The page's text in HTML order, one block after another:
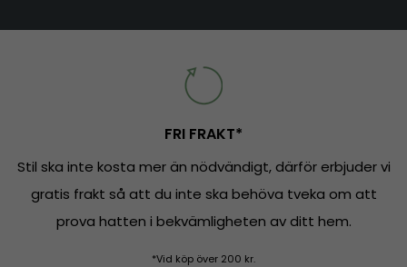
FRI FRAKT*
Stil ska inte kosta mer än nödvändigt, därför erbjuder vi
gratis frakt så att du inte ska behöva tveka om att
prova hatten i bekvämligheten av ditt hem.
*Vid köp över 200 kr.